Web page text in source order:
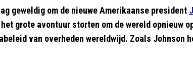
geweldig om de nieuwe Amerikaanse president
grote avontuur storten om de wereld opnieuw
van overheden wereldwijd. Zoals Johnson